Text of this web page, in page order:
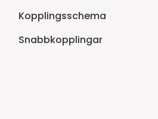
Kopplingsschema
Snabbkopplingar